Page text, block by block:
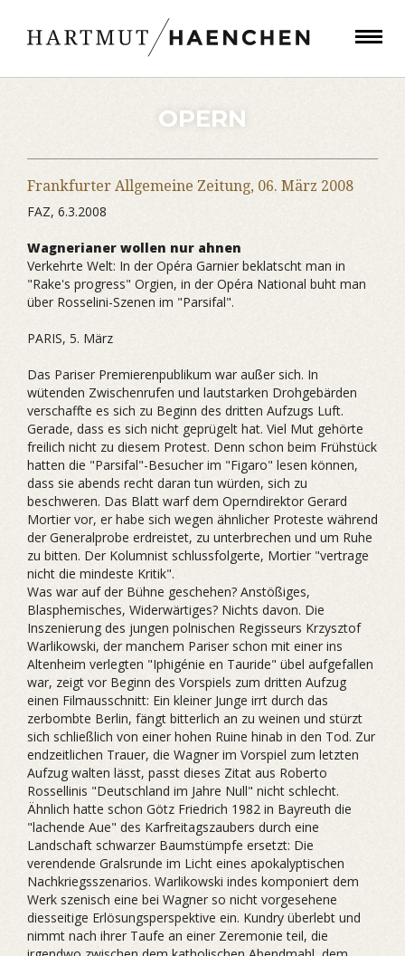
OPERN
Frankfurter Allgemeine Zeitung, 06. März 2008
FAZ, 6.3.2008
Wagnerianer wollen nur ahnen
Verkehrte Welt: In der Opéra Garnier beklatscht man in
"Rake's progress" Orgien, in der Opéra National buht man
über Rosselini-Szenen im "Parsifal".
PARIS, 5. März
Das Pariser Premierenpublikum war außer sich. In
wütenden Zwischenrufen und lautstarken Drohgebärden
verschaffte es sich zu Beginn des dritten Aufzugs Luft.
Gerade, dass es sich nicht geprügelt hat. Viel Mut gehörte
freilich nicht zu diesem Protest. Denn schon beim Frühstück
hatten die "Parsifal"-Besucher im "Figaro" lesen können,
dass sie abends recht daran tun würden, sich zu
beschweren. Das Blatt warf dem Operndirektor Gerard
Mortier vor, er habe sich wegen ähnlicher Proteste während
der Generalprobe erdreistet, zu unterbrechen und um Ruhe
zu bitten. Der Kolumnist schlussfolgerte, Mortier "vertrage
nicht die mindeste Kritik".
Was war auf der Bühne geschehen? Anstößiges,
Blasphemisches, Widerwärtiges? Nichts davon. Die
Inszenierung des jungen polnischen Regisseurs Krzysztof
Warlikowski, der manchem Pariser schon mit einer ins
Altenheim verlegten "Iphigénie en Tauride" übel aufgefallen
war, zeigt vor Beginn des Vorspiels zum dritten Aufzug
einen Filmausschnitt: Ein kleiner Junge irrt durch das
zerbombte Berlin, fängt bitterlich an zu weinen und stürzt
sich schließlich von einer hohen Ruine hinab in den Tod. Zur
endzeitlichen Trauer, die Wagner im Vorspiel zum letzten
Aufzug walten lässt, passt dieses Zitat aus Roberto
Rossellinis "Deutschland im Jahre Null" nicht schlecht.
Ähnlich hatte schon Götz Friedrich 1982 in Bayreuth die
"lachende Aue" des Karfreitagszaubers durch eine
Landschaft schwarzer Baumstümpfe ersetzt: Die
verendende Gralsrunde im Licht eines apokalyptischen
Nachkriegsszenarios. Warlikowski indes komponiert dem
Werk szenisch eine bei Wagner so nicht vorgesehene
diesseitige Erlösungsperspektive ein. Kundry überlebt und
nimmt nach ihrer Taufe an einer Zeremonie teil, die